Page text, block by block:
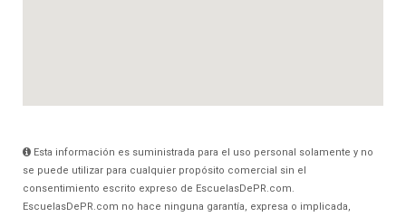
Esta información es suministrada para el uso personal solamente y no
se puede utilizar para cualquier propósito comercial sin el
consentimiento escrito expreso de EscuelasDePR.com.
EscuelasDePR.com no hace ninguna garantía, expresa o implicada,